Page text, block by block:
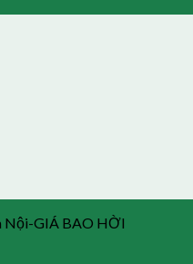
Nội-GIÁ BAO HỜI